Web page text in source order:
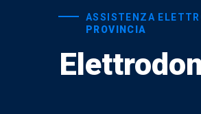
ASSISTENZA
PROVINCIA